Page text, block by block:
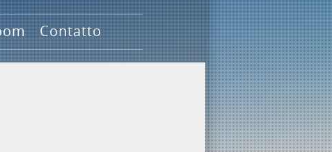
Contatto